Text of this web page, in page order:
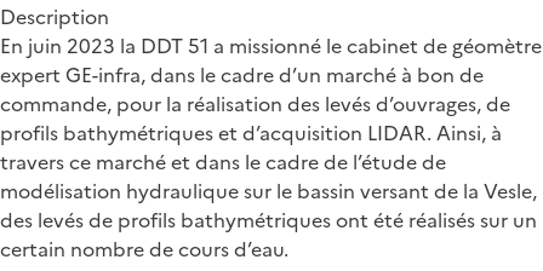
Description
En juin 2023 la DDT 51 a missionné le cabinet de géomètre
expert GE-infra, dans le cadre d’un marché à bon de
commande, pour la réalisation des levés d’ouvrages, de
profils bathymétriques et d’acquisition LIDAR. Ainsi, à
travers ce marché et dans le cadre de l’étude de
modélisation hydraulique sur le bassin versant de la Vesle,
des levés de profils bathymétriques ont été réalisés sur un
certain nombre de cours d’eau.